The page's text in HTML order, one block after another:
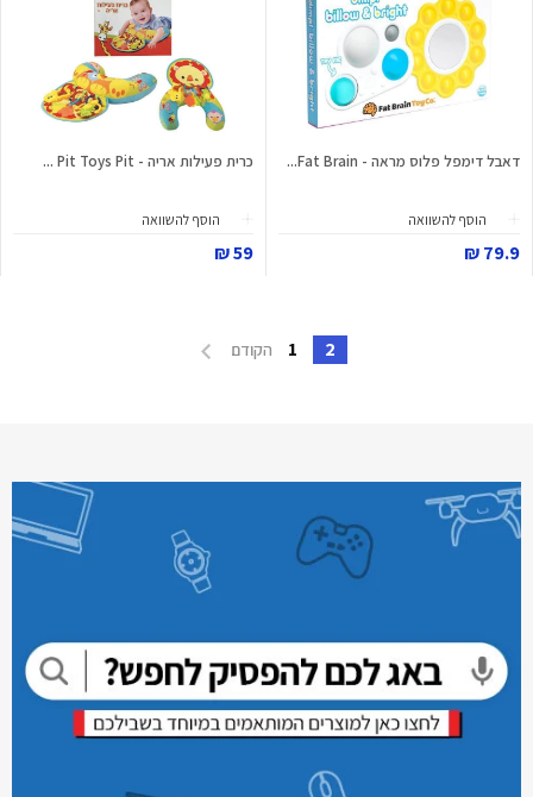
דאבל דימפל פלוס מראה - Fat Brain...
הוסף להשוואה
79.9 ₪
כרית פעילות אריה - Pit Toys Pit ...
הוסף להשוואה
59 ₪
2
1 הקודם